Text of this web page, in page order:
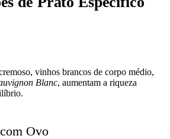
vinhos brancos de corpo médio,
Blanc, aumentam a riqueza
Ovo